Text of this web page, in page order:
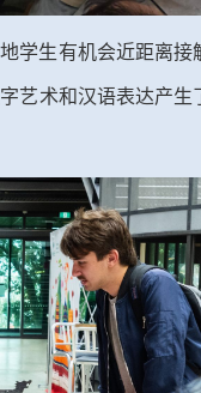
学生有机会近距离
艺术和汉语表达产